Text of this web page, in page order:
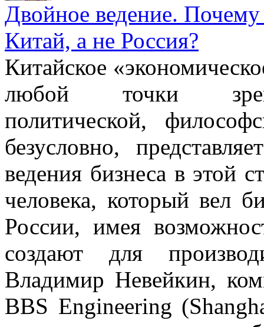
Двойное ведение.
Китай, а не Россия?
Китайское
любой точки
политической,
безусловно,
ведения бизнеса в этой
человека, который вел
России, имея
создают для
Владимир Невейкин,
BBS Engineering